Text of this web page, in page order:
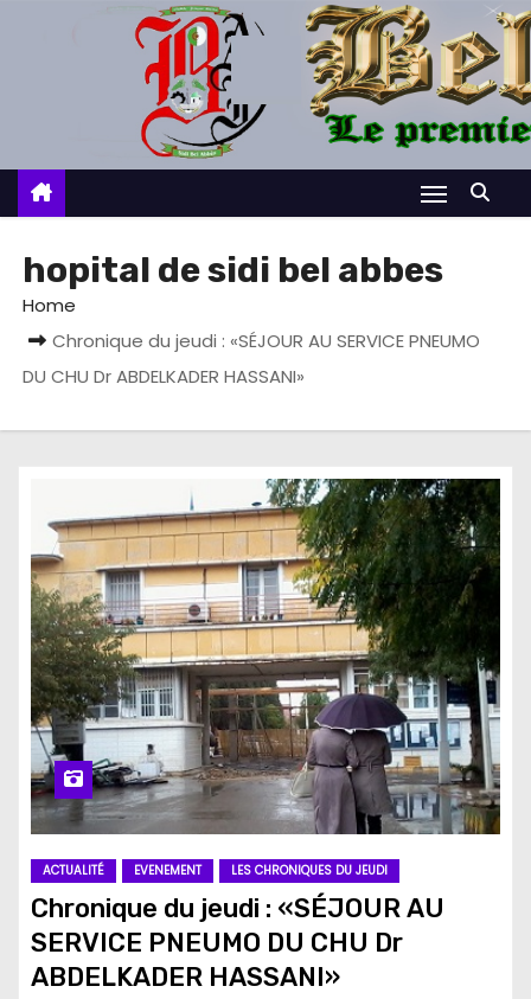
c
hopital de sidi bel abbes
Home
Chronique du jeudi : «SÉJOUR AU SERVICE PNEUMO
DU CHU Dr ABDELKADER HASSANI»
ACTUALITÉ EVENEMENT LES CHRONIQUES DU JEUDI
Chronique du jeudi : «SÉJOUR AU
SERVICE PNEUMO DU CHU Dr
ABDELKADER HASSANI»